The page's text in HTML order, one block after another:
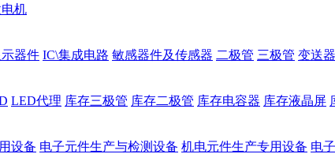
机
器件 IC\集成电路 敏感器件及传感器 二极管 三极管 变送器
LED代理 库存三极管 库存二极管 库存电容器 库存液晶屏
设备 电子元件生产与检测设备 机电元件生产专用设备 电